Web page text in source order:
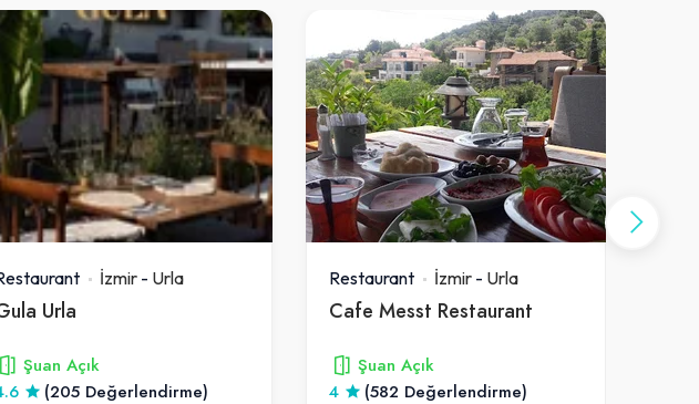
İzmir - Urla
Urla
Şuan Açık
(205 Değerlendirme)
Restaurant İzmir- Urla
Cafe Messt Restaurant
Şuan Açık
4
(582 Değerlendirme)